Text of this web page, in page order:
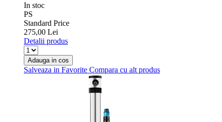
In stoc
PS
Standard Price
275,00 Lei
Detalii produs
Adauga in cos
Salveaza in Favorite Compara cu alt produs